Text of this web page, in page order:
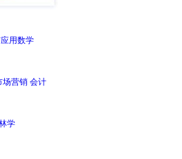
用数学
场营销 会计
学